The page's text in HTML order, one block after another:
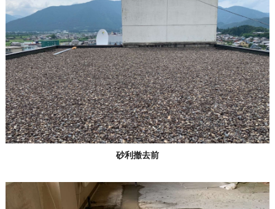
砂利撤去前